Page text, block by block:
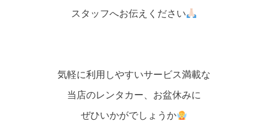
スタッフへお伝えください
気軽に利用しやすいサービス満載な
当店のレンタカー、お盆休みに
ぜひいかがでしょうか